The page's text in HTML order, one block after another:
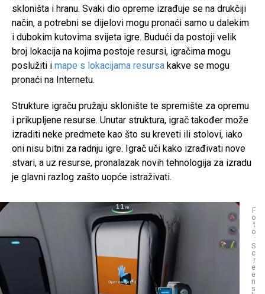
skloništa i hranu. Svaki dio opreme izrađuje se na drukčiji
način, a potrebni se dijelovi mogu pronaći samo u dalekim
i dubokim kutovima svijeta igre. Budući da postoji velik
broj lokacija na kojima postoje resursi, igračima mogu
poslužiti i mape s lokacijama resursa kakve se mogu
pronaći na Internetu.
Strukture igraču pružaju sklonište te spremište za opremu
i prikupljene resurse. Unutar struktura, igrač također može
izraditi neke predmete kao što su kreveti ili stolovi, iako
oni nisu bitni za radnju igre. Igrač uči kako izrađivati nove
stvari, a uz resurse, pronalazak novih tehnologija za izradu
je glavni razlog zašto uopće istraživati.
F
o
t
o
:
S
c
r
e
e
n
s